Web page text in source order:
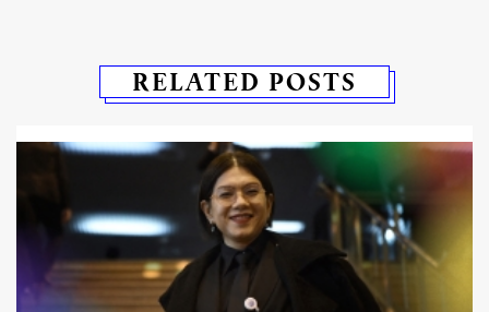
RELATED POSTS